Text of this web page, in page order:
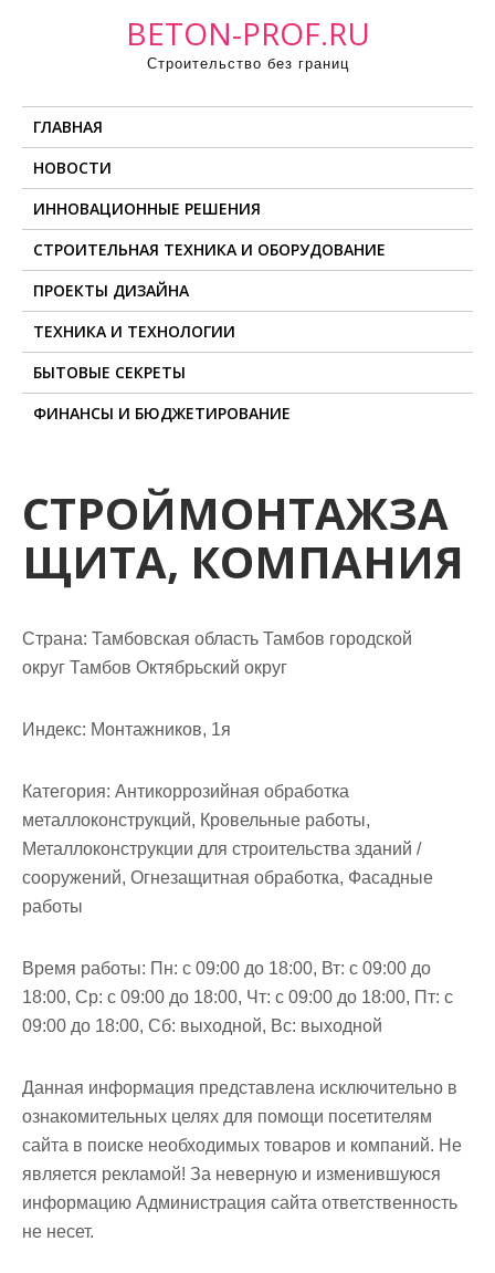
BETON-PROF.RU
Строительство без границ
ГЛАВНАЯ
НОВОСТИ
ИННОВАЦИОННЫЕ РЕШЕНИЯ
СТРОИТЕЛЬНАЯ ТЕХНИКА И ОБОРУДОВАНИЕ
ПРОЕКТЫ ДИЗАЙНА
ТЕХНИКА И ТЕХНОЛОГИИ
БЫТОВЫЕ СЕКРЕТЫ
ФИНАНСЫ И БЮДЖЕТИРОВАНИЕ
СТРОЙМОНТАЖЗА
ЩИТА, КОМПАНИЯ
Страна: Тамбовская область Тамбов городской
округ Тамбов Октябрьский округ
Индекс: Монтажников, 1я
Категория: Антикоррозийная обработка
металлоконструкций, Кровельные работы,
Металлоконструкции для строительства зданий /
сооружений, Огнезащитная обработка, Фасадные
работы
Время работы: Пн: с 09:00 до 18:00, Вт: с 09:00 до
18:00, Ср: с 09:00 до 18:00, Чт: с 09:00 до 18:00, Пт: с
09:00 до 18:00, Сб: выходной, Вс: выходной
Данная информация представлена исключительно в
ознакомительных целях для помощи посетителям
сайта в поиске необходимых товаров и компаний. Не
является рекламой! За неверную и изменившуюся
информацию Администрация сайта ответственность
не несет.